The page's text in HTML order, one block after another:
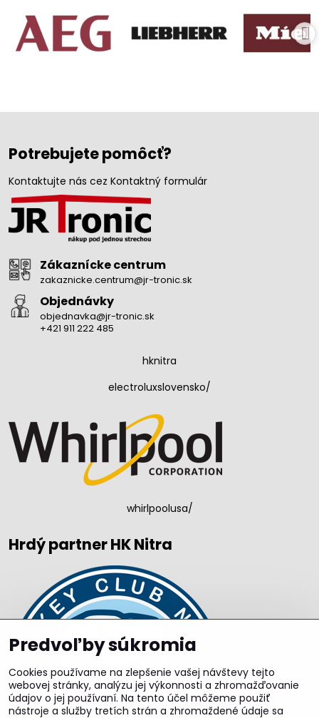
Potrebujete pomôcť?
Kontaktujte nás cez Kontaktný formulár
Zákaznícke centrum
zakaznicke.centrum@jr-tronic.sk
Objednávky
objednavka@jr-tronic.sk
+421 911 222 485
hknitra
electroluxslovensko/
whirlpoolusa/
Hrdý partner HK Nitra
Predvoľby súkromia
Cookies používame na zlepšenie vašej návštevy tejto
webovej stránky, analýzu jej výkonnosti a zhromažďovanie
údajov o jej používaní. Na tento účel môžeme použiť
nástroje a služby tretích strán a zhromaždené údaje sa